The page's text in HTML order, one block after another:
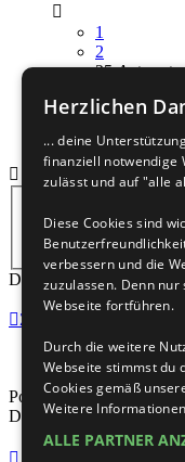
1
2
25
Letzter
30.07.2026,
Die Suche ergab 25
Zur erweiterten Suche
Powered byphpBB ®
Deutsche Übersetzung
Herzlichen
... deine
finanziell notwendige
zulässt und auf "alle
Diese Cookies sind
verbessern und die
zuzulassen. Denn
Webseite fortführen.
Durch die weitere
Webseite stimmst du
Cookies gemäß
Weitere Informationen
ALLE PARTNER